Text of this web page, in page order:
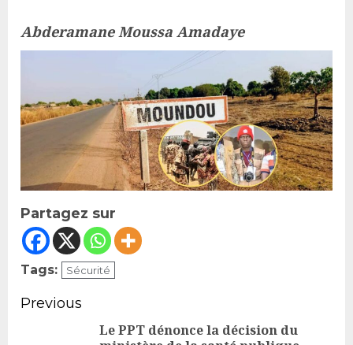
Abderamane Moussa Amadaye
Partagez sur
Tags: Sécurité
Continue
Reading
Previous
Le PPT dénonce la décision du